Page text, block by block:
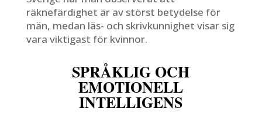
räknefärdighet är av störst betydelse för
män, medan läs- och skrivkunnighet visar sig
vara viktigast för kvinnor.
SPRÅKLIG OCH
EMOTIONELL
INTELLIGENS